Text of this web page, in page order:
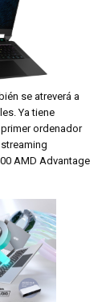
se atreverá a
Ya tiene
ordenador
AMD Advantage